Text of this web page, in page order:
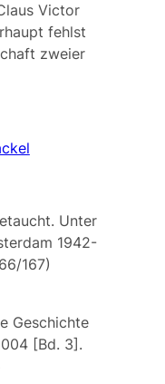
Victor
fehlst
zweier
Unter
1942-
167)
Geschichte
[Bd. 3].